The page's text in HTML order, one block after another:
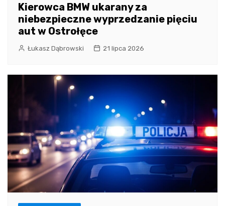
Kierowca BMW ukarany za
niebezpieczne wyprzedzanie pięciu
aut w Ostrołęce
Łukasz Dąbrowski 21 lipca 2026